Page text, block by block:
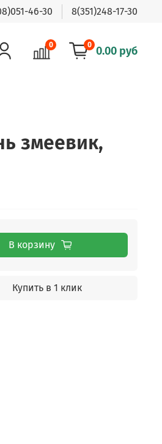
46-30 8(351)248-17-30
0 0 0.00 руб
змеевик,
В корзину
Купить в 1 клик